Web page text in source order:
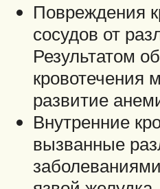
Повреждения
сосудов от
Результатом
кровотечения
развитие
Внутренние
вызванные